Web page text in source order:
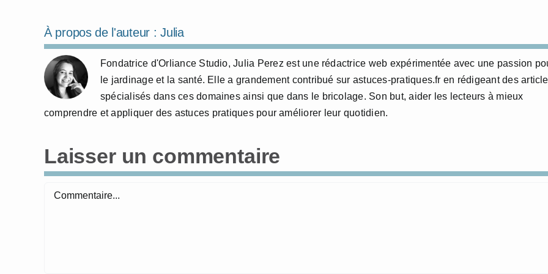
À propos de l'auteur :Julia
Fondatrice d'Orliance Studio, Julia Perez est une rédactrice web expérimentée avec une passion
le jardinage et la santé. Elle a grandement contribué sur astuces-pratiques.fr en rédigeant des
spécialisés dans ces domaines ainsi que dans le bricolage. Son but, aider les lecteurs à mieux
comprendre et appliquer des astuces pratiques pour améliorer leur quotidien.
Laisser un commentaire
Commentaire